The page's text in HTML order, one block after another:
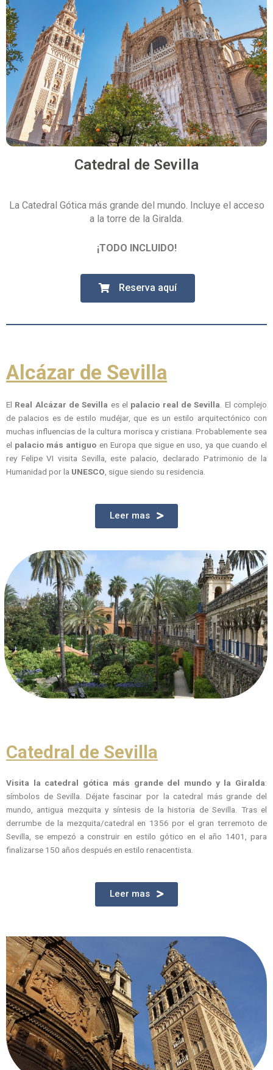
Catedral de Sevilla
La Catedral Gótica más grande del mundo. Incluye el acceso
a la torre de la Giralda.
¡TODO INCLUIDO!
Reserva aquí
Alcázar de Sevilla
El Real Alcázar de Sevilla es el palacio real de Sevilla . El complejo
de palacios es de estilo mudéjar, que es un estilo arquitectónico con
muchas influencias de la cultura morisca y cristiana. Probablemente sea
el palacio más antiguo en Europa que sigue en uso, ya que cuando el
rey Felipe VI visita Sevilla, este palacio, declarado Patrimonio de la
Humanidad por la UNESCO , sigue siendo su residencia.
Leer mas
Catedral de Sevilla
Visita la catedral gótica más grande del mundo y la Giralda:
símbolos de Sevilla. Déjate fascinar por la catedral más grande del
mundo, antigua mezquita y síntesis de la historia de Sevilla. Tras el
derrumbe de la mezquita/catedral en 1356 por el gran terremoto de
Sevilla, se empezó a construir en estilo gótico en el año 1401, para
finalizarse 150 años después en estilo renacentista
Leer mas